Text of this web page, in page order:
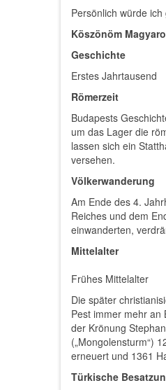
Persönlich würde
Köszönöm
Geschichte
Erstes Jahrtausend
Römerzeit
Budapests
um das Lager die
lassen sich ein
versehen.
Völkerwanderung
Am Ende des 4.
Reiches und dem
einwanderten,
Mittelalter
Frühes Mittelalter
Die später
Pest immer mehr
der Krönung
(„Mongolensturm“)
erneuert und 1361
Türkische